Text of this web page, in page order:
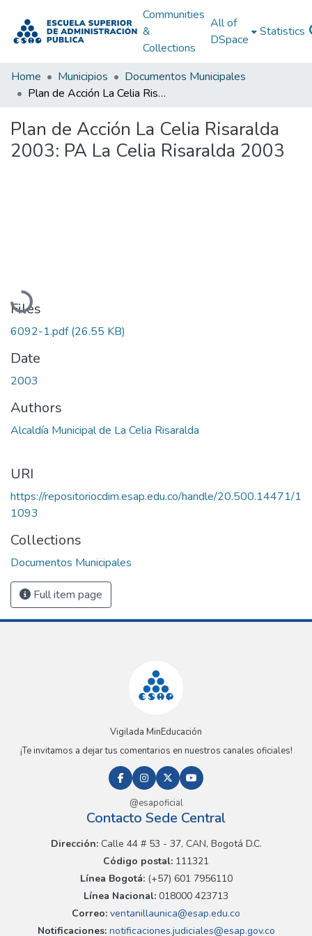
Communities
&
Collections
All of
DSpace
Statistics
Home Municipios
Documentos Municipales
Plan de Acción La Celia Risaralda 2003: PA La Celia Risaralda 2003
Plan de Acción La Celia Risaralda
2003: PA La Celia Risaralda 2003
Loading...
Files
6092-1.pdf(26.55 KB)
Date
2003
Authors
Alcaldía Municipal de La Celia Risaralda
URI
https://repositoriocdim.esap.edu.co/handle/20.500.14471/1
1093
Collections
Documentos Municipales
Full item page
Vigilada MinEducación
¡Te invitamos a dejar tus comentarios en nuestros canales oficiales!
@esapoficial
Contacto Sede Central
Dirección:Calle 44 # 53 - 37, CAN, Bogotá D.C.
Código postal: 111321
Línea Bogotá:(+57) 601 7956110
Línea Nacional: 018000 423713
Correo: ventanillaunica@esap.edu.co
Notificaciones:notificaciones.judiciales@esap.gov.co